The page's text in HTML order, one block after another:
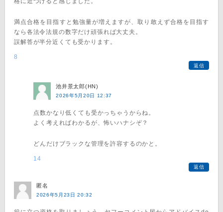
満点合格を目指すと勉強量が増えますが、取り敢えず合格を目指す
なら各法令法規の数字だけ頑張れば大丈夫。
誤解答が半分近くても受かります。
8
返信
池井景太郎(HN)
2026年5月20日 12:37
点数かなり低くても受かっちゃうからね。
よく考えればわかるが、怖いハナシぞ？
どんだけブラックな管理を許容するのかと。
14
返信
匿名
2026年5月23日 20:32